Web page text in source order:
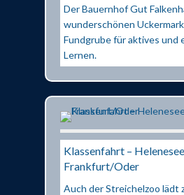
Der Bauernhof Gut
wunderschönen
Fundgrube für aktives und
Lernen.
Klassenfahrt –
Frankfurt/Oder
Auch der Streichelzoo lädt